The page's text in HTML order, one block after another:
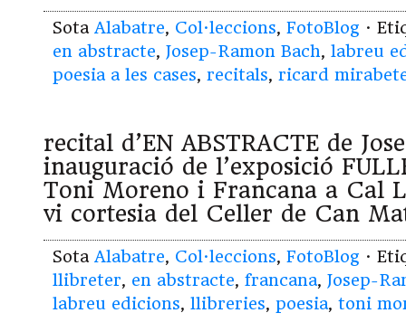
Sota Alabatre, Col·leccions, FotoBlog ·
en abstracte, Josep-Ramon Bach, labreu
poesia a les cases, recitals, ricard
recital d’EN ABSTRACTE de
inauguració de l’exposició
Toni Moreno i Francana a Cal
vi cortesia del Celler de Can
Sota Alabatre, Col·leccions, FotoBlog ·
llibreter, en abstracte, francana, Josep-
labreu edicions, llibreries, poesia, toni